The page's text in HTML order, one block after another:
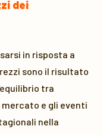
dei
in risposta a
sono il risultato
tra
e gli eventi
nella